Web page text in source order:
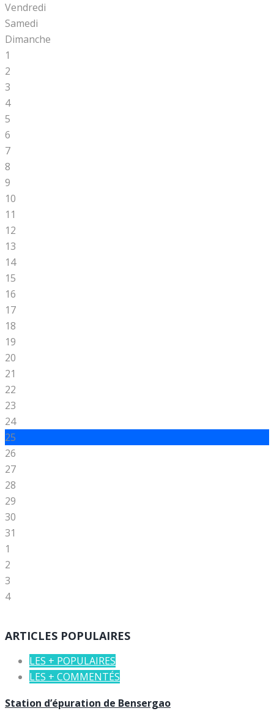
Vendredi
Samedi
Dimanche
1
2
3
4
5
6
7
8
9
10
11
12
13
14
15
16
17
18
19
20
21
22
23
24
25
26
27
28
29
30
31
1
2
3
4
ARTICLES POPULAIRES
LES + POPULAIRES
LES + COMMENTÉS
Station d’épuration de Bensergao